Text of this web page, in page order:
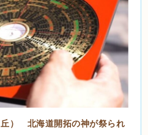
） 北海道開拓の神が祭られ